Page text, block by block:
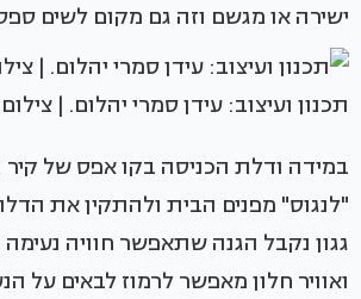
ישירה או מגשם וזה גם מקום לשים
‏‏תכנון ועיצוב: עידן סמרי יהלום. |
במידה ודלת הכניסה בקו אפס של קיר
"לנגוס" מפנים הבית ולהתקין את
גגון נקבל הגנה שתאפשר חוויה נעימה
ואוויר חלון מאפשר לרמוז לבאים על